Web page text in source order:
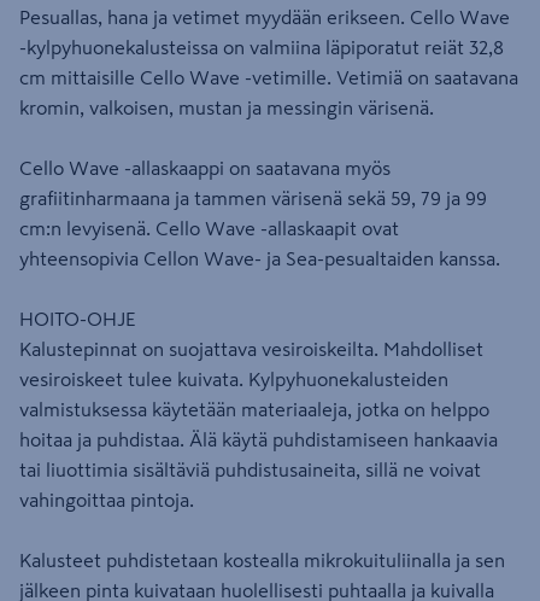
Pesuallas, hana ja vetimet myydään erikseen. Cello Wave
-kylpyhuonekalusteissa on valmiina läpiporatut reiät 32,8
cm mittaisille Cello Wave -vetimille. Vetimiä on saatavana
kromin, valkoisen, mustan ja messingin värisenä.
Cello Wave -allaskaappi on saatavana myös
grafiitinharmaana ja tammen värisenä sekä 59, 79 ja 99
cm:n levyisenä. Cello Wave -allaskaapit ovat
yhteensopivia Cellon Wave- ja Sea-pesualtaiden kanssa.
HOITO-OHJE
Kalustepinnat on suojattava vesiroiskeilta. Mahdolliset
vesiroiskeet tulee kuivata. Kylpyhuonekalusteiden
valmistuksessa käytetään materiaaleja, jotka on helppo
hoitaa ja puhdistaa. Älä käytä puhdistamiseen hankaavia
tai liuottimia sisältäviä puhdistusaineita, sillä ne voivat
vahingoittaa pintoja.
Kalusteet puhdistetaan kostealla mikrokuituliinalla ja sen
jälkeen pinta kuivataan huolellisesti puhtaalla ja kuivalla